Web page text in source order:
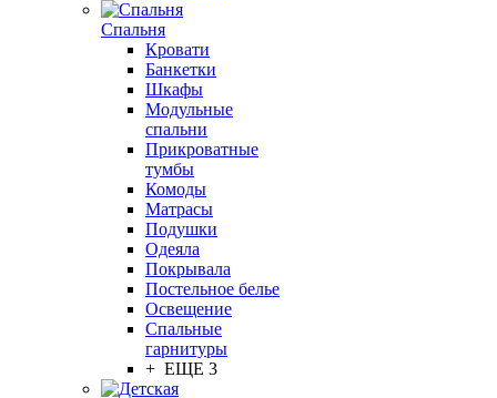
Спальня
Кровати
Банкетки
Шкафы
Модульные
спальни
Прикроватные
тумбы
Комоды
Матрасы
Подушки
Одеяла
Покрывала
Постельное белье
Освещение
Спальные
гарнитуры
+ ЕЩЕ 3